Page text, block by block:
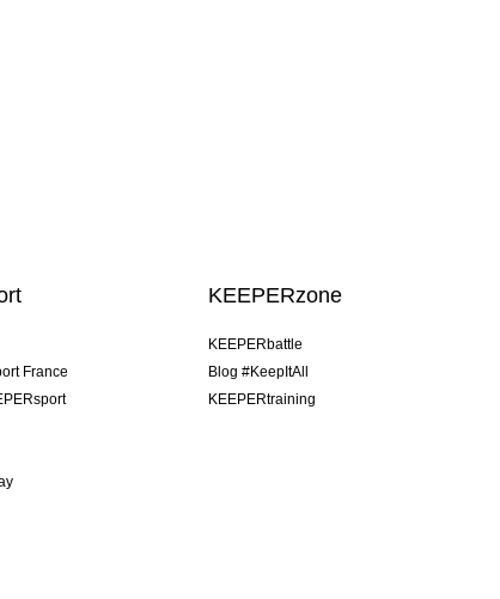
France
KEEPERzone
KEEPERbattle
Blog #KeepItAll
KEEPERtraining